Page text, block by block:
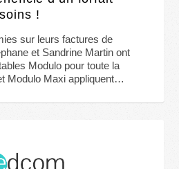
!
sur leurs factures de
et Sandrine Martin ont
Modulo pour toute la
Modulo Maxi appliquent…